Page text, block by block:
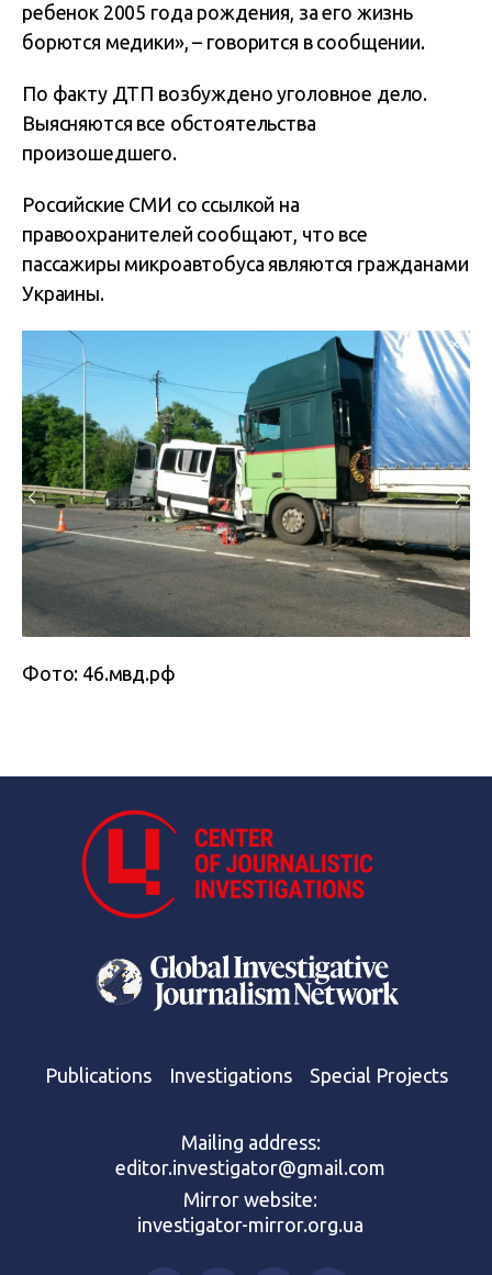
ребенок 2005 года рождения, за его жизнь
борются медики», – говорится в сообщении.
По факту ДТП возбуждено уголовное дело.
Выясняются все обстоятельства
произошедшего.
Российские СМИ со ссылкой на
правоохранителей сообщают, что все
пассажиры микроавтобуса являются гражданами
Украины.
Фото: 46.мвд.рф
Publications Investigations Special Projects
Mailing address:
editor.investigator@gmail.com
Mirror website:
investigator-mirror.org.ua